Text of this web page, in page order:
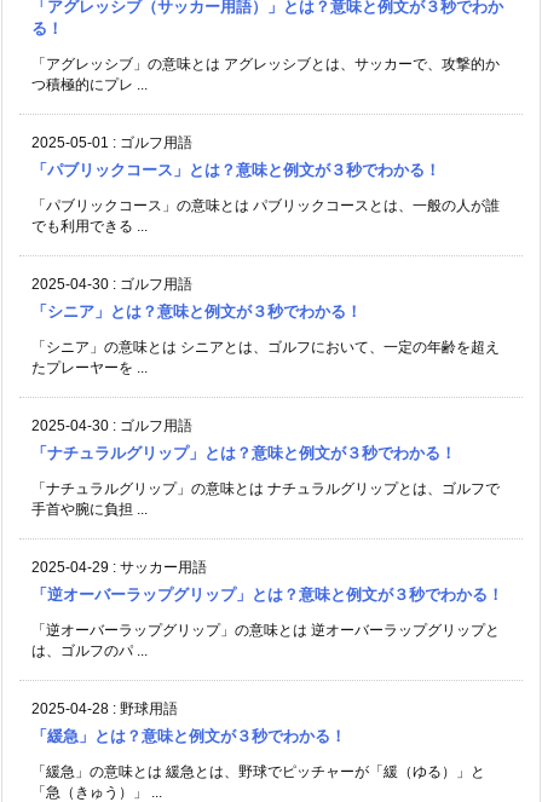
「アグレッシブ（サッカー用語）」とは？意味と例文が３秒でわか
る！
「アグレッシブ」の意味とは アグレッシブとは、サッカーで、攻撃的か
つ積極的にプレ ...
2025-05-01 : ゴルフ用語
「パブリックコース」とは？意味と例文が３秒でわかる！
「パブリックコース」の意味とは パブリックコースとは、一般の人が誰
でも利用できる ...
2025-04-30 : ゴルフ用語
「シニア」とは？意味と例文が３秒でわかる！
「シニア」の意味とは シニアとは、ゴルフにおいて、一定の年齢を超え
たプレーヤーを ...
2025-04-30 : ゴルフ用語
「ナチュラルグリップ」とは？意味と例文が３秒でわかる！
「ナチュラルグリップ」の意味とは ナチュラルグリップとは、ゴルフで
手首や腕に負担 ...
2025-04-29 : サッカー用語
「逆オーバーラップグリップ」とは？意味と例文が３秒でわかる！
「逆オーバーラップグリップ」の意味とは 逆オーバーラップグリップと
は、ゴルフのパ ...
2025-04-28 : 野球用語
「緩急」とは？意味と例文が３秒でわかる！
「緩急」の意味とは 緩急とは、野球でピッチャーが「緩（ゆる）」と
「急（きゅう）」 ...